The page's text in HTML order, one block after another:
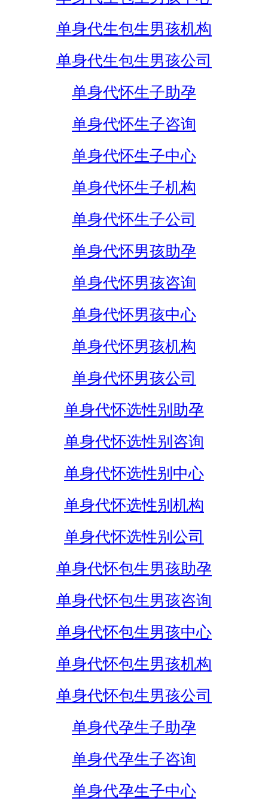
单身代生包生男孩机构
单身代生包生男孩公司
单身代怀生子助孕
单身代怀生子咨询
单身代怀生子中心
单身代怀生子机构
单身代怀生子公司
单身代怀男孩助孕
单身代怀男孩咨询
单身代怀男孩中心
单身代怀男孩机构
单身代怀男孩公司
单身代怀选性别助孕
单身代怀选性别咨询
单身代怀选性别中心
单身代怀选性别机构
单身代怀选性别公司
单身代怀包生男孩助孕
单身代怀包生男孩咨询
单身代怀包生男孩中心
单身代怀包生男孩机构
单身代怀包生男孩公司
单身代孕生子助孕
单身代孕生子咨询
单身代孕生子中心